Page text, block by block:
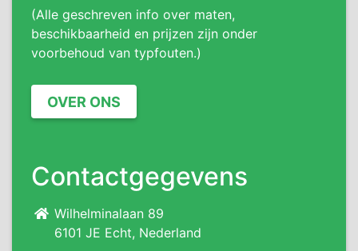
(Alle geschreven info over maten,
beschikbaarheid en prijzen zijn onder
voorbehoud van typfouten.)
OVER ONS
Contactgegevens
Wilhelminalaan 89
6101 JE Echt, Nederland